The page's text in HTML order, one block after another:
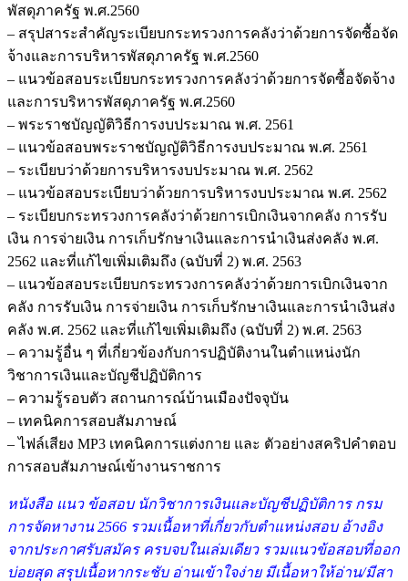
พัสดุภาครัฐ พ.ศ.2560
– สรุปสาระสำคัญระเบียบกระทรวงการคลังว่าด้วยการจัดซื้อจัด
จ้างและการบริหารพัสดุภาครัฐ พ.ศ.2560
– แนวข้อสอบระเบียบกระทรวงการคลังว่าด้วยการจัดซื้อจัดจ้าง
และการบริหารพัสดุภาครัฐ พ.ศ.2560
– พระราชบัญญัติวิธีการงบประมาณ พ.ศ. 2561
– แนวข้อสอบพระราชบัญญัติวิธีการงบประมาณ พ.ศ. 2561
– ระเบียบว่าด้วยการบริหารงบประมาณ พ.ศ. 2562
– แนวข้อสอบระเบียบว่าด้วยการบริหารงบประมาณ พ.ศ. 2562
– ระเบียบกระทรวงการคลังว่าด้วยการเบิกเงินจากคลัง การรับ
เงิน การจ่ายเงิน การเก็บรักษาเงินและการนำเงินส่งคลัง พ.ศ.
2562 และที่แก้ไขเพิ่มเติมถึง (ฉบับที่ 2) พ.ศ. 2563
– แนวข้อสอบระเบียบกระทรวงการคลังว่าด้วยการเบิกเงินจาก
คลัง การรับเงิน การจ่ายเงิน การเก็บรักษาเงินและการนำเงินส่ง
คลัง พ.ศ. 2562 และที่แก้ไขเพิ่มเติมถึง (ฉบับที่ 2) พ.ศ. 2563
– ความรู้อื่น ๆ ที่เกี่ยวข้องกับการปฏิบัติงานในตำแหน่งนัก
วิชาการเงินและบัญชีปฏิบัติการ
– ความรู้รอบตัว สถานการณ์บ้านเมืองปัจจุบัน
– เทคนิคการสอบสัมภาษณ์
– ไฟล์เสียง MP3 เทคนิคการแต่งกาย และ ตัวอย่างสคริปคำตอบ
การสอบสัมภาษณ์เข้างานราชการ
หนังสือ แนว ข้อสอบ นักวิชาการเงินและบัญชีปฏิบัติการ กรม
การจัดหางาน 2566 รวมเนื้อหาที่เกี่ยวกับตำแหน่งสอบ อ้างอิง
จากประกาศรับสมัคร ครบจบในเล่มเดียว รวมแนวข้อสอบที่ออก
บ่อยสุด สรุปเนื้อหากระชับ อ่านเข้าใจง่าย มีเนื้อหาให้อ่าน/มีสา